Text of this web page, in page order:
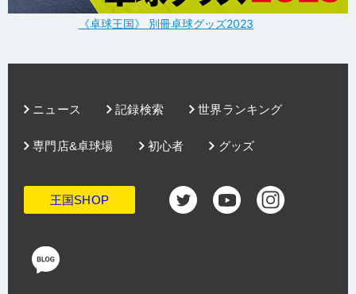
《卓球王国》 別冊卓球グッズ2023
ニュース 記録検索 世界ランキング
グッズ
専門店&卓球場 初心者
王国SHOP